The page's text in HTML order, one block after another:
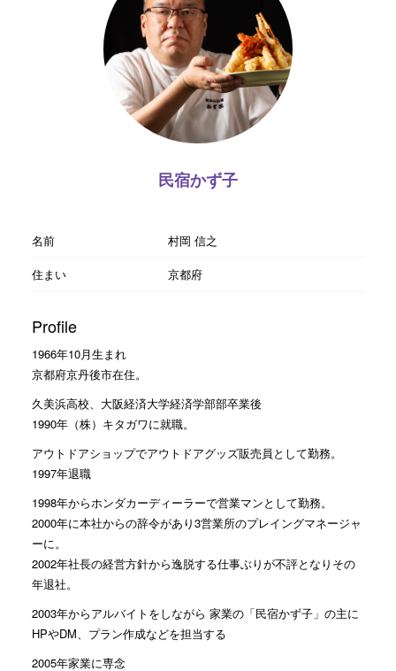
民宿かず子
名前
村岡 信之
住まい
京都府
Profile
1966年10月生まれ
京都府京丹後市在住。
久美浜高校、大阪経済大学経済学部部卒業後
1990年（株）キタガワに就職。
アウトドアショップでアウトドアグッズ販売員として勤務。
1997年退職
1998年からホンダカーディーラーで営業マンとして勤務。
2000年に本社からの辞令があり3営業所のプレイングマネージャ
ーに。
2002年社長の経営方針から逸脱する仕事ぶりが不評となりその
年退社。
2003年からアルバイトをしながら 家業の「民宿かず子」の主に
HPやDM、プラン作成などを担当する
2005年家業に専念